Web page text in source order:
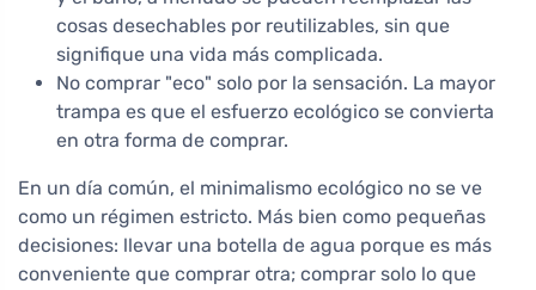
cosas desechables por reutilizables, sin que
signifique una vida más complicada.
No comprar "eco" solo por la sensación. La mayor
trampa es que el esfuerzo ecológico se convierta
en otra forma de comprar.
En un día común, el minimalismo ecológico no se ve
como un régimen estricto. Más bien como pequeñas
decisiones: llevar una botella de agua porque es más
conveniente que comprar otra; comprar solo lo que